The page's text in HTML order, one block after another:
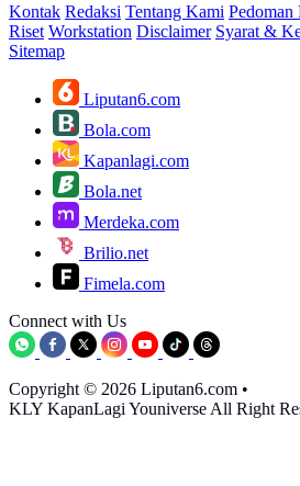
Kontak Redaksi Tentang Kami Pedoman
Riset Workstation Disclaimer Syarat &
Sitemap
Liputan6.com
Bola.com
Kapanlagi.com
Bola.net
Merdeka.com
Brilio.net
Fimela.com
Connect with Us
Copyright © 2026 Liputan6.com •
KLY KapanLagi Youniverse All Right